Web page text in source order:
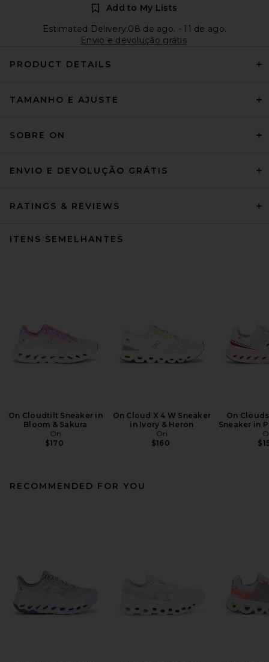
Add to My Lists
Estimated Delivery:08 de ago. - 11 de ago.
Envio e devolução grátis
PRODUCT DETAILS
TAMANHO E AJUSTE
SOBRE ON
ENVIO E DEVOLUÇÃO GRÁTIS
RATINGS & REVIEWS
ITENS SEMELHANTES
On Cloudtilt Sneaker in
Bloom & Sakura
On
$170
On Cloud X 4 W Sneaker
in Ivory & Heron
On
$160
On
Sneaker in
RECOMMENDED FOR YOU